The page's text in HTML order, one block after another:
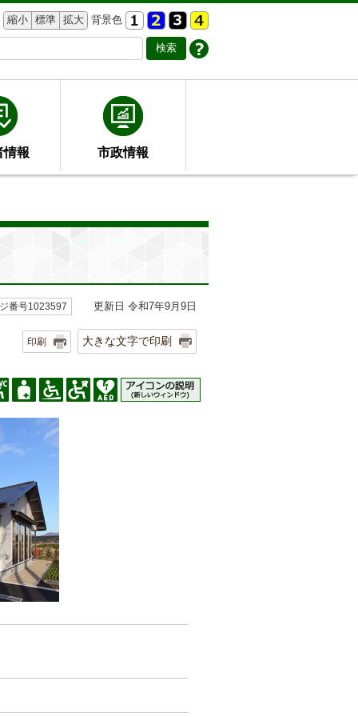
縮小 標準 拡大 背景色
情報 市政情報
番号1023597 更新日 令和7年9月9日
印刷 大きな文字で印刷